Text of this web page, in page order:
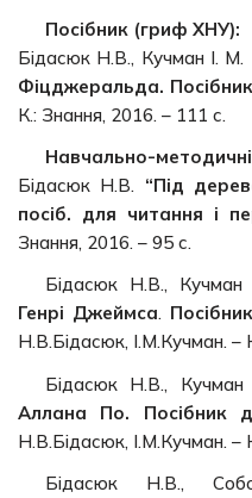
Посібник (гриф ХНУ):
Бідасюк Н.В., Кучман І. М.
Фіцджеральда.
К.: Знання, 2016. – 111 с.
Навчально-методичні
Бідасюк Н.В. “Під
посіб. для читання і
Знання, 2016. – 95 с.
Бідасюк Н.В.,
Генрі Джеймса.
Н.В.Бідасюк, І.М.Кучман. –
Бідасюк Н.В.,
Аллана По. Посібник
Н.В.Бідасюк, І.М.Кучман. –
Бідасюк Н.В.,